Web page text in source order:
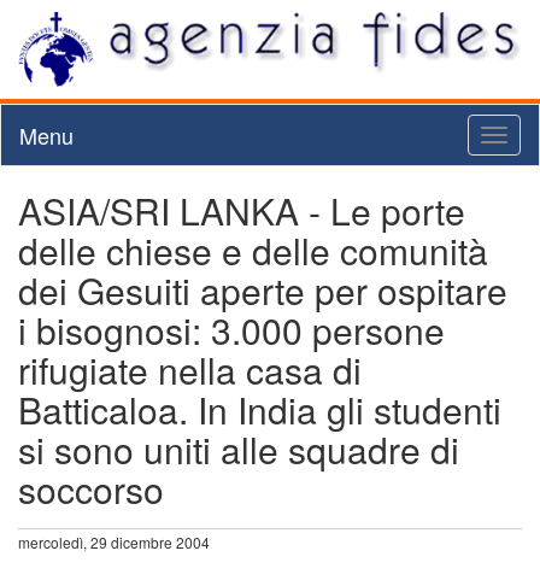
Menu
ASIA/SRI LANKA - Le porte
delle chiese e delle comunità
dei Gesuiti aperte per ospitare
i bisognosi: 3.000 persone
rifugiate nella casa di
Batticaloa. In India gli studenti
si sono uniti alle squadre di
soccorso
mercoledì, 29 dicembre 2004